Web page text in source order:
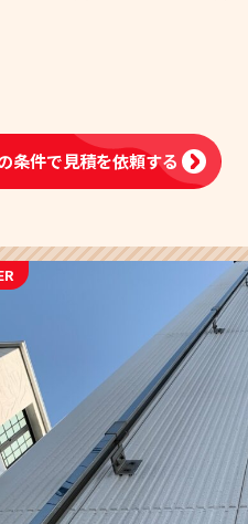
条件で見積を依頼する